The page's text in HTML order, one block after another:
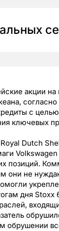
акции
с
ключевых
Dutch
позиций.
они не
дня Stoxx
обрушении